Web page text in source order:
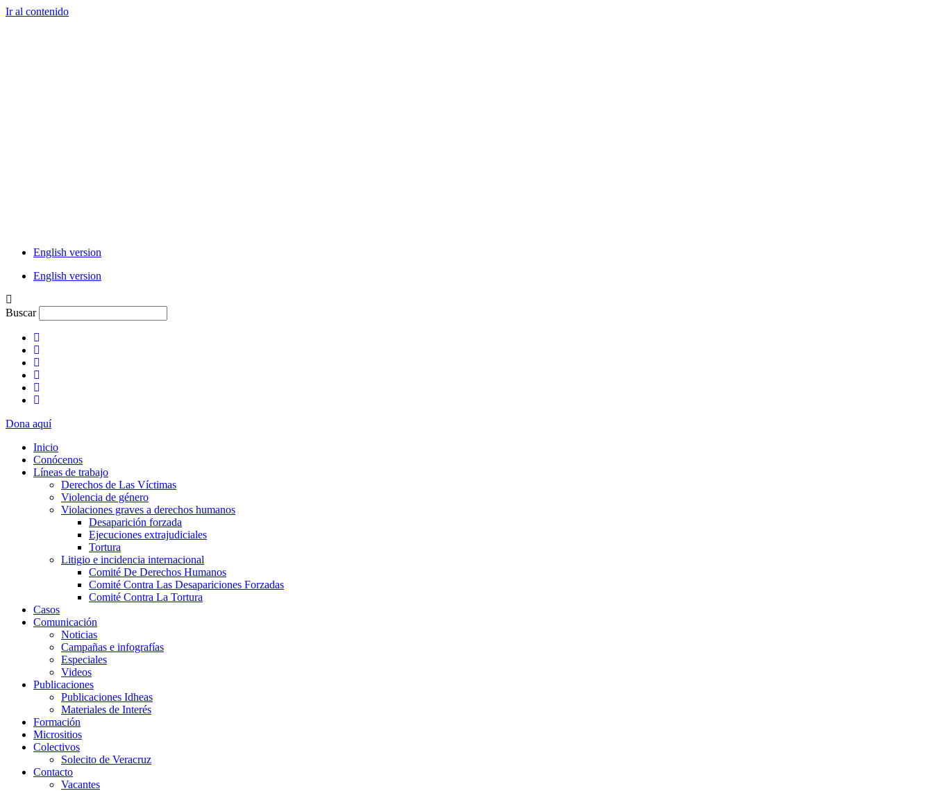
Ir al contenido
English version
English version
Buscar
Dona aquí
Inicio
Conócenos
Líneas de trabajo
Derechos de Las Víctimas
Violencia de género
Violaciones graves a derechos humanos
Desaparición forzada​
Ejecuciones extrajudiciales
Tortura
Litigio e incidencia internacional
Comité De Derechos Humanos​
Comité Contra Las Desapariciones Forzadas
Comité Contra La Tortura​
Casos
Comunicación
Noticias
Campañas e infografías
Especiales
Videos
Publicaciones
Publicaciones Idheas
Materiales de Interés
Formación
Micrositios
Colectivos
Solecito de Veracruz
Contacto
Vacantes